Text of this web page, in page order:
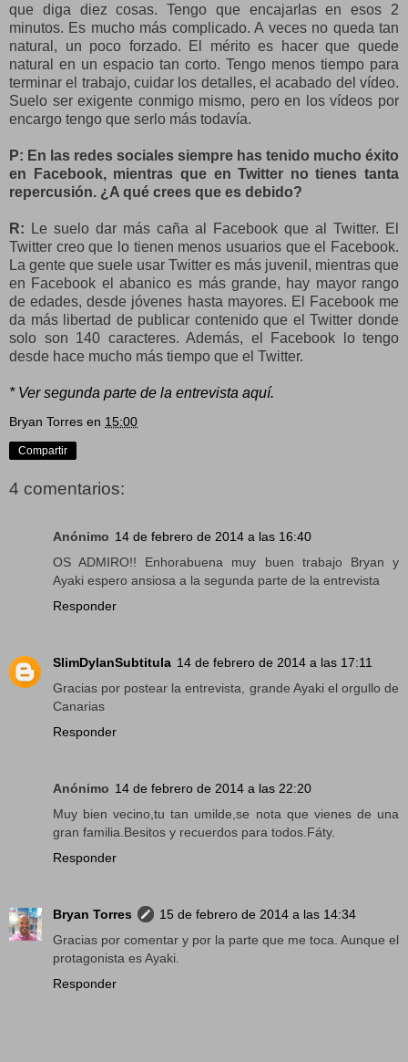
que diga diez cosas. Tengo que encajarlas en esos 2
minutos. Es mucho más complicado. A veces no queda tan
natural, un poco forzado. El mérito es hacer que quede
natural en un espacio tan corto. Tengo menos tiempo para
terminar el trabajo, cuidar los detalles, el acabado del vídeo.
Suelo ser exigente conmigo mismo, pero en los vídeos por
encargo tengo que serlo más todavía.
P: En las redes sociales siempre has tenido mucho éxito
en Facebook, mientras que en Twitter no tienes tanta
repercusión. ¿A qué crees que es debido?
R: Le suelo dar más caña al Facebook que al Twitter. El
Twitter creo que lo tienen menos usuarios que el Facebook.
La gente que suele usar Twitter es más juvenil, mientras que
en Facebook el abanico es más grande, hay mayor rango
de edades, desde jóvenes hasta mayores. El Facebook me
da más libertad de publicar contenido que el Twitter donde
solo son 140 caracteres. Además, el Facebook lo tengo
desde hace mucho más tiempo que el Twitter.
* Ver segunda parte de la entrevista aquí.
Bryan Torres en 15:00
Compartir
4 comentarios:
Anónimo 14 de febrero de 2014 a las 16:40
OS ADMIRO!! Enhorabuena muy buen trabajo Bryan y
Ayaki espero ansiosa a la segunda parte de la entrevista
Responder
SlimDylanSubtitula 14 de febrero de 2014 a las 17:11
Gracias por postear la entrevista, grande Ayaki el orgullo de
Canarias
Responder
Anónimo 14 de febrero de 2014 a las 22:20
Muy bien vecino,tu tan umilde,se nota que vienes de una
gran familia.Besitos y recuerdos para todos.Fáty.
Responder
Bryan Torres
15 de febrero de 2014 a las 14:34
Gracias por comentar y por la parte que me toca. Aunque el
protagonista es Ayaki.
Responder